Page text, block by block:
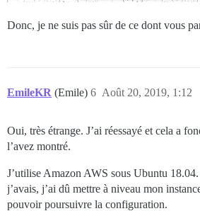
Donc, je ne suis pas sûr de ce dont vous
EmileKR (Emile) Août 20, 2019, 1:12
6
Oui, très étrange. J’ai réessayé et cela a
l’avez montré.
J’utilise Amazon AWS sous Ubuntu
j’avais, j’ai dû mettre à niveau mon
pouvoir poursuivre la configuration.